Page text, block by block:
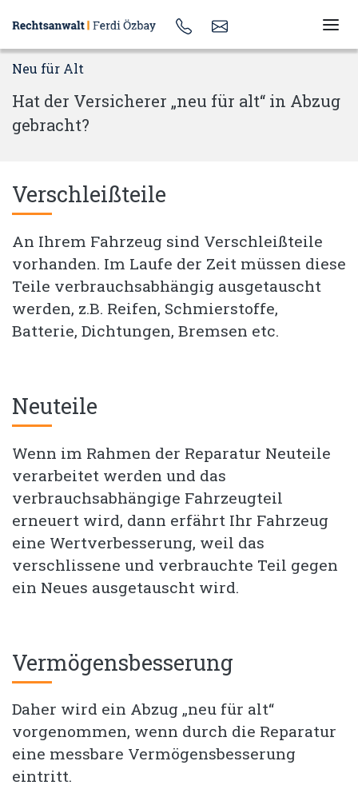
Neu für Alt
Hat der Versicherer „neu für alt“ in Abzug
gebracht?
Verschleißteile
An Ihrem Fahrzeug sind Verschleißteile
vorhanden. Im Laufe der Zeit müssen diese
Teile verbrauchsabhängig ausgetauscht
werden, z.B. Reifen, Schmierstoffe,
Batterie, Dichtungen, Bremsen etc.
Neuteile
Wenn im Rahmen der Reparatur Neuteile
verarbeitet werden und das
verbrauchsabhängige Fahrzeugteil
erneuert wird, dann erfährt Ihr Fahrzeug
eine Wertverbesserung, weil das
verschlissene und verbrauchte Teil gegen
ein Neues ausgetauscht wird.
Vermögensbesserung
Daher wird ein Abzug „neu für alt“
vorgenommen, wenn durch die Reparatur
eine messbare Vermögensbesserung
eintritt.